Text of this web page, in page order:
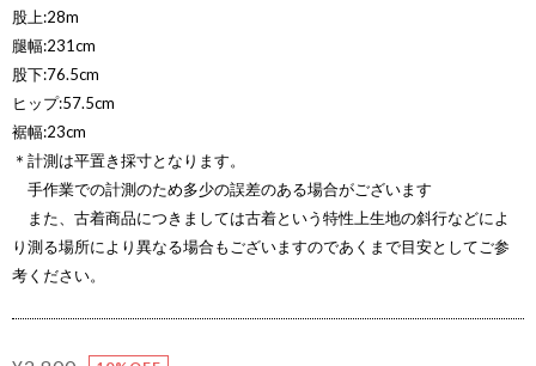
股上:28m
腿幅:231cm
股下:76.5cm
ヒップ:57.5cm
裾幅:23cm
＊計測は平置き採寸となります。
手作業での計測のため多少の誤差のある場合がございます
また、古着商品につきましては古着という特性上生地の斜行などによ
り測る場所により異なる場合もございますのであくまで目安としてご参
考ください。